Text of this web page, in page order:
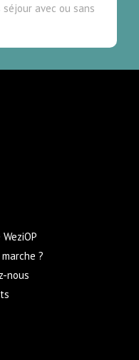
séjour avec ou sans
?
nous